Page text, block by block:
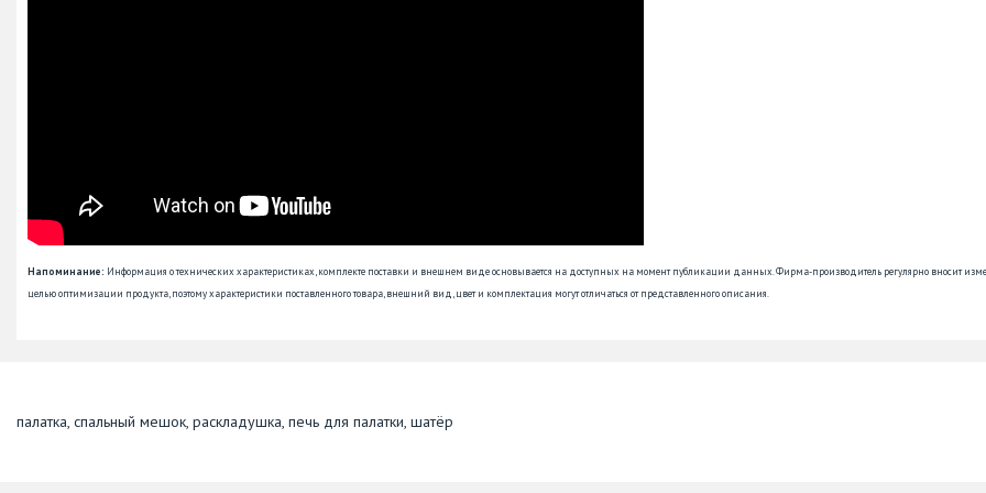
Напоминание: Информация о технических характеристиках, комплекте поставки и внешнем виде основывается на доступных на момент публикации данных. Фирма-производитель регулярно вносит
целью оптимизации продукта, поэтому характеристики поставленного товара, внешний вид, цвет и комплектация могут отличаться от представленного описания.
палатка, спальный мешок, раскладушка, печь для палатки, шатёр